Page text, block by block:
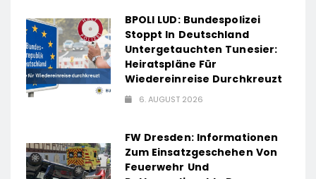
BPOLI LUD: Bundespolizei
Stoppt In Deutschland
Untergetauchten Tunesier:
Heiratspläne Für
Wiedereinreise Durchkreuzt
6. AUGUST 2026
FW Dresden: Informationen
Zum Einsatzgeschehen Von
Feuerwehr Und